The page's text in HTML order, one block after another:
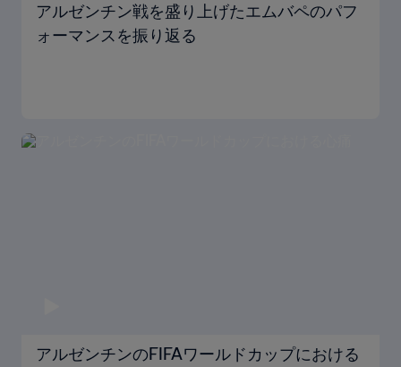
アルゼンチン戦を盛り上げたエムバペのパフ
ォーマンスを振り返る
アルゼンチンのFIFAワールドカップにおける